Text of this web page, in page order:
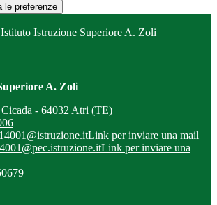
le preferenze
Istituto Istruzione Superiore A. Zoli
A. Zoli
- 64032 Atri (TE)
Link per inviare una mail
Link per inviare una